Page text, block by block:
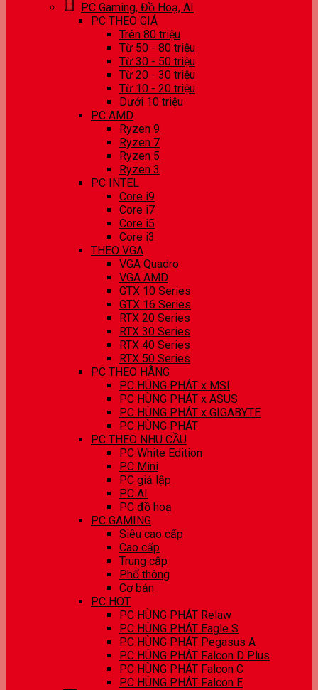
PC Gaming, Đồ Hoạ, AI
PC THEO GIÁ
Trên 80 triệu
Từ 50 - 80 triệu
Từ 30 - 50 triệu
Từ 20 - 30 triệu
Từ 10 - 20 triệu
Dưới 10 triệu
PC AMD
Ryzen 9
Ryzen 7
Ryzen 5
Ryzen 3
PC INTEL
Core i9
Core i7
Core i5
Core i3
THEO VGA
VGA Quadro
VGA AMD
GTX 10 Series
GTX 16 Series
RTX 20 Series
RTX 30 Series
RTX 40 Series
RTX 50 Series
PC THEO HÃNG
PC HÙNG PHÁT x MSI
PC HÙNG PHÁT x ASUS
PC HÙNG PHÁT x GIGABYTE
PC HÙNG PHÁT
PC THEO NHU CẦU
PC White Edition
PC Mini
PC giả lập
PC AI
PC đồ hoạ
PC GAMING
Siêu cao cấp
Cao cấp
Trung cấp
Phổ thông
Cơ bản
PC HOT
PC HÙNG PHÁT Relaw
PC HÙNG PHÁT Eagle S
PC HÙNG PHÁT Pegasus A
PC HÙNG PHÁT Falcon D Plus
PC HÙNG PHÁT Falcon C
PC HÙNG PHÁT Falcon E